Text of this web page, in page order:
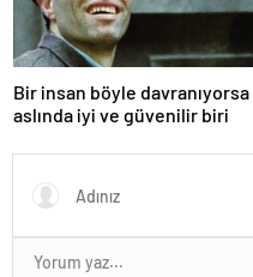
Bir insan böyle davranıyorsa
aslında iyi ve güvenilir biri